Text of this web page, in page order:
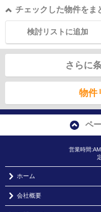
チェックした物件をま
検討リストに追加
さらに
物件
ペ
営業時間
ホーム
会社概要